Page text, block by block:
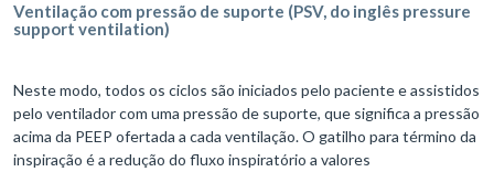
Ventilação com pressão de suporte (PSV, do inglês pressure
support ventilation)
Neste modo, todos os ciclos são iniciados pelo paciente e assistidos
pelo ventilador com uma pressão de suporte, que significa a pressão
acima da PEEP ofertada a cada ventilação. O gatilho para término da
inspiração é a redução do fluxo inspiratório a valores